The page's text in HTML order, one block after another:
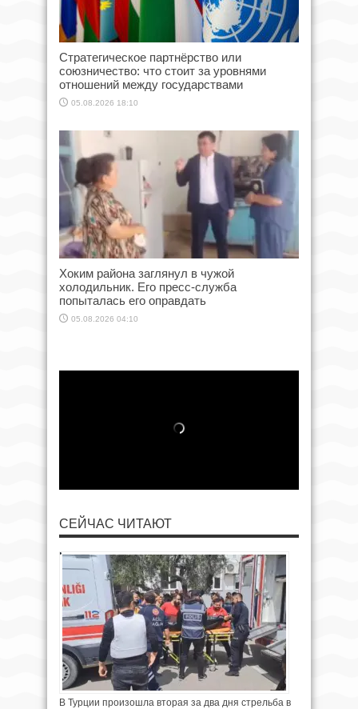
Стратегическое партнёрство или
союзничество: что стоит за уровнями
отношений между государствами
05.08.2026 18:10
Хоким района заглянул в чужой
холодильник. Его пресс-служба
попыталась его оправдать
05.08.2026 04:10
СЕЙЧАС ЧИТАЮТ
В Турции произошла вторая за два дня стрельба в